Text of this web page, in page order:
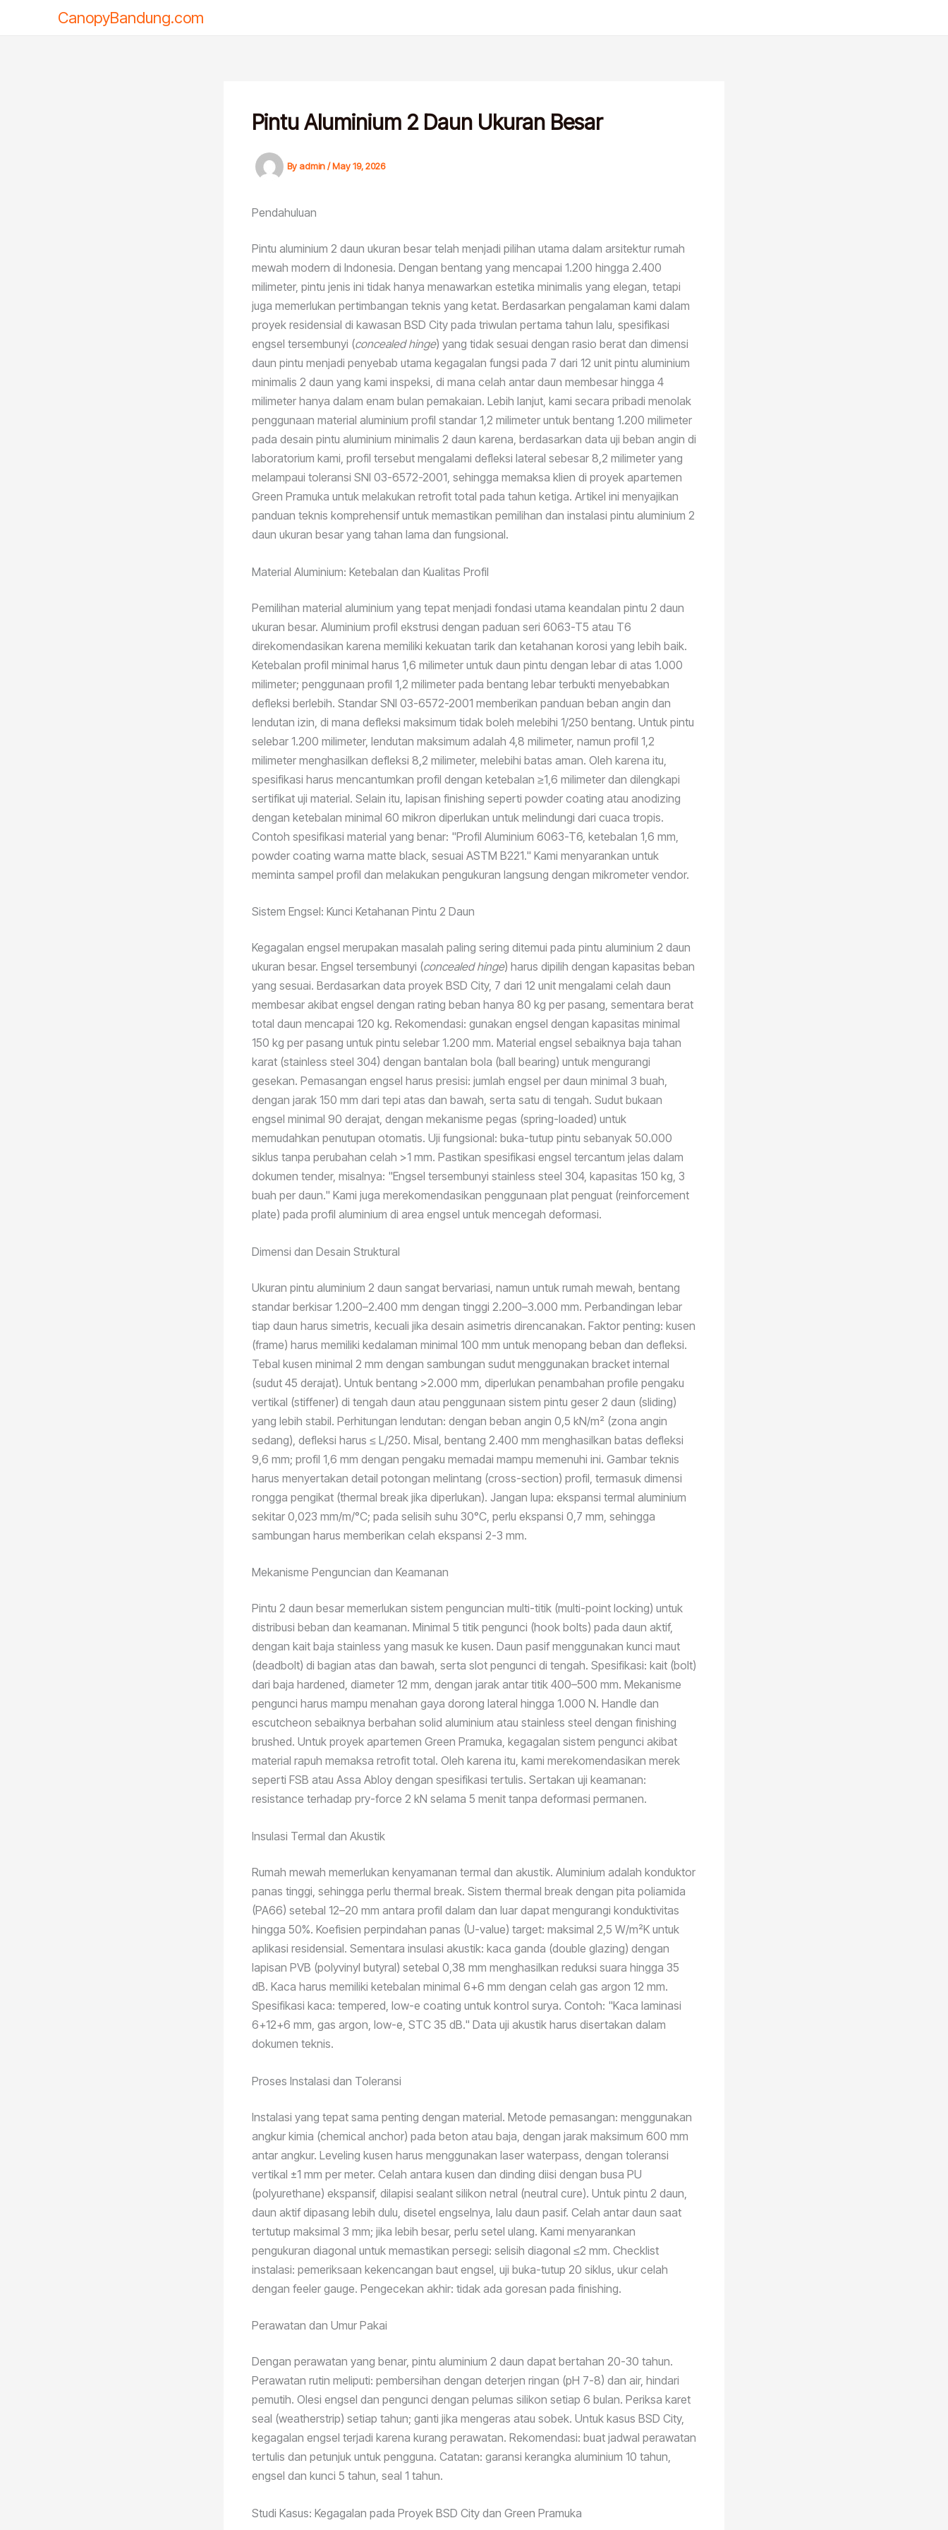
CanopyBandung.com
Pintu Aluminium 2 Daun Ukuran Besar
Byadmin/May 19, 2026
Pendahuluan
Pintu aluminium 2 daun ukuran besar telah menjadi pilihan utama dalam arsitektur rumah
mewah modern di Indonesia. Dengan bentang yang mencapai 1.200 hingga 2.400
milimeter, pintu jenis ini tidak hanya menawarkan estetika minimalis yang elegan, tetapi
juga memerlukan pertimbangan teknis yang ketat. Berdasarkan pengalaman kami dalam
proyek residensial di kawasan BSD City pada triwulan pertama tahun lalu, spesifikasi
engsel tersembunyi (concealed hinge) yang tidak sesuai dengan rasio berat dan dimensi
daun pintu menjadi penyebab utama kegagalan fungsi pada 7 dari 12 unit pintu aluminium
minimalis 2 daun yang kami inspeksi, di mana celah antar daun membesar hingga 4
milimeter hanya dalam enam bulan pemakaian. Lebih lanjut, kami secara pribadi menolak
penggunaan material aluminium profil standar 1,2 milimeter untuk bentang 1.200 milimeter
pada desain pintu aluminium minimalis 2 daun karena, berdasarkan data uji beban angin di
laboratorium kami, profil tersebut mengalami defleksi lateral sebesar 8,2 milimeter yang
melampaui toleransi SNI 03-6572-2001, sehingga memaksa klien di proyek apartemen
Green Pramuka untuk melakukan retrofit total pada tahun ketiga. Artikel ini menyajikan
panduan teknis komprehensif untuk memastikan pemilihan dan instalasi pintu aluminium 2
daun ukuran besar yang tahan lama dan fungsional.
Material Aluminium: Ketebalan dan Kualitas Profil
Pemilihan material aluminium yang tepat menjadi fondasi utama keandalan pintu 2 daun
ukuran besar. Aluminium profil ekstrusi dengan paduan seri 6063-T5 atau T6
direkomendasikan karena memiliki kekuatan tarik dan ketahanan korosi yang lebih baik.
Ketebalan profil minimal harus 1,6 milimeter untuk daun pintu dengan lebar di atas 1.000
milimeter; penggunaan profil 1,2 milimeter pada bentang lebar terbukti menyebabkan
defleksi berlebih. Standar SNI 03-6572-2001 memberikan panduan beban angin dan
lendutan izin, di mana defleksi maksimum tidak boleh melebihi 1/250 bentang. Untuk pintu
selebar 1.200 milimeter, lendutan maksimum adalah 4,8 milimeter, namun profil 1,2
milimeter menghasilkan defleksi 8,2 milimeter, melebihi batas aman. Oleh karena itu,
spesifikasi harus mencantumkan profil dengan ketebalan ≥1,6 milimeter dan dilengkapi
sertifikat uji material. Selain itu, lapisan finishing seperti powder coating atau anodizing
dengan ketebalan minimal 60 mikron diperlukan untuk melindungi dari cuaca tropis.
Contoh spesifikasi material yang benar: "Profil Aluminium 6063-T6, ketebalan 1,6 mm,
powder coating warna matte black, sesuai ASTM B221." Kami menyarankan untuk
meminta sampel profil dan melakukan pengukuran langsung dengan mikrometer vendor.
Sistem Engsel: Kunci Ketahanan Pintu 2 Daun
Kegagalan engsel merupakan masalah paling sering ditemui pada pintu aluminium 2 daun
ukuran besar. Engsel tersembunyi (concealed hinge) harus dipilih dengan kapasitas beban
yang sesuai. Berdasarkan data proyek BSD City, 7 dari 12 unit mengalami celah daun
membesar akibat engsel dengan rating beban hanya 80 kg per pasang, sementara berat
total daun mencapai 120 kg. Rekomendasi: gunakan engsel dengan kapasitas minimal
150 kg per pasang untuk pintu selebar 1.200 mm. Material engsel sebaiknya baja tahan
karat (stainless steel 304) dengan bantalan bola (ball bearing) untuk mengurangi
gesekan. Pemasangan engsel harus presisi: jumlah engsel per daun minimal 3 buah,
dengan jarak 150 mm dari tepi atas dan bawah, serta satu di tengah. Sudut bukaan
engsel minimal 90 derajat, dengan mekanisme pegas (spring-loaded) untuk
memudahkan penutupan otomatis. Uji fungsional: buka-tutup pintu sebanyak 50.000
siklus tanpa perubahan celah >1 mm. Pastikan spesifikasi engsel tercantum jelas dalam
dokumen tender, misalnya: "Engsel tersembunyi stainless steel 304, kapasitas 150 kg, 3
buah per daun." Kami juga merekomendasikan penggunaan plat penguat (reinforcement
plate) pada profil aluminium di area engsel untuk mencegah deformasi.
Dimensi dan Desain Struktural
Ukuran pintu aluminium 2 daun sangat bervariasi, namun untuk rumah mewah, bentang
standar berkisar 1.200–2.400 mm dengan tinggi 2.200–3.000 mm. Perbandingan lebar
tiap daun harus simetris, kecuali jika desain asimetris direncanakan. Faktor penting: kusen
(frame) harus memiliki kedalaman minimal 100 mm untuk menopang beban dan defleksi.
Tebal kusen minimal 2 mm dengan sambungan sudut menggunakan bracket internal
(sudut 45 derajat). Untuk bentang >2.000 mm, diperlukan penambahan profile pengaku
vertikal (stiffener) di tengah daun atau penggunaan sistem pintu geser 2 daun (sliding)
yang lebih stabil. Perhitungan lendutan: dengan beban angin 0,5 kN/m² (zona angin
sedang), defleksi harus ≤ L/250. Misal, bentang 2.400 mm menghasilkan batas defleksi
9,6 mm; profil 1,6 mm dengan pengaku memadai mampu memenuhi ini. Gambar teknis
harus menyertakan detail potongan melintang (cross-section) profil, termasuk dimensi
rongga pengikat (thermal break jika diperlukan). Jangan lupa: ekspansi termal aluminium
sekitar 0,023 mm/m/°C; pada selisih suhu 30°C, perlu ekspansi 0,7 mm, sehingga
sambungan harus memberikan celah ekspansi 2-3 mm.
Mekanisme Penguncian dan Keamanan
Pintu 2 daun besar memerlukan sistem penguncian multi-titik (multi-point locking) untuk
distribusi beban dan keamanan. Minimal 5 titik pengunci (hook bolts) pada daun aktif,
dengan kait baja stainless yang masuk ke kusen. Daun pasif menggunakan kunci maut
(deadbolt) di bagian atas dan bawah, serta slot pengunci di tengah. Spesifikasi: kait (bolt)
dari baja hardened, diameter 12 mm, dengan jarak antar titik 400–500 mm. Mekanisme
pengunci harus mampu menahan gaya dorong lateral hingga 1.000 N. Handle dan
escutcheon sebaiknya berbahan solid aluminium atau stainless steel dengan finishing
brushed. Untuk proyek apartemen Green Pramuka, kegagalan sistem pengunci akibat
material rapuh memaksa retrofit total. Oleh karena itu, kami merekomendasikan merek
seperti FSB atau Assa Abloy dengan spesifikasi tertulis. Sertakan uji keamanan:
resistance terhadap pry-force 2 kN selama 5 menit tanpa deformasi permanen.
Insulasi Termal dan Akustik
Rumah mewah memerlukan kenyamanan termal dan akustik. Aluminium adalah konduktor
panas tinggi, sehingga perlu thermal break. Sistem thermal break dengan pita poliamida
(PA66) setebal 12–20 mm antara profil dalam dan luar dapat mengurangi konduktivitas
hingga 50%. Koefisien perpindahan panas (U-value) target: maksimal 2,5 W/m²K untuk
aplikasi residensial. Sementara insulasi akustik: kaca ganda (double glazing) dengan
lapisan PVB (polyvinyl butyral) setebal 0,38 mm menghasilkan reduksi suara hingga 35
dB. Kaca harus memiliki ketebalan minimal 6+6 mm dengan celah gas argon 12 mm.
Spesifikasi kaca: tempered, low-e coating untuk kontrol surya. Contoh: "Kaca laminasi
6+12+6 mm, gas argon, low-e, STC 35 dB." Data uji akustik harus disertakan dalam
dokumen teknis.
Proses Instalasi dan Toleransi
Instalasi yang tepat sama penting dengan material. Metode pemasangan: menggunakan
angkur kimia (chemical anchor) pada beton atau baja, dengan jarak maksimum 600 mm
antar angkur. Leveling kusen harus menggunakan laser waterpass, dengan toleransi
vertikal ±1 mm per meter. Celah antara kusen dan dinding diisi dengan busa PU
(polyurethane) ekspansif, dilapisi sealant silikon netral (neutral cure). Untuk pintu 2 daun,
daun aktif dipasang lebih dulu, disetel engselnya, lalu daun pasif. Celah antar daun saat
tertutup maksimal 3 mm; jika lebih besar, perlu setel ulang. Kami menyarankan
pengukuran diagonal untuk memastikan persegi: selisih diagonal ≤2 mm. Checklist
instalasi: pemeriksaan kekencangan baut engsel, uji buka-tutup 20 siklus, ukur celah
dengan feeler gauge. Pengecekan akhir: tidak ada goresan pada finishing.
Perawatan dan Umur Pakai
Dengan perawatan yang benar, pintu aluminium 2 daun dapat bertahan 20-30 tahun.
Perawatan rutin meliputi: pembersihan dengan deterjen ringan (pH 7-8) dan air, hindari
pemutih. Olesi engsel dan pengunci dengan pelumas silikon setiap 6 bulan. Periksa karet
seal (weatherstrip) setiap tahun; ganti jika mengeras atau sobek. Untuk kasus BSD City,
kegagalan engsel terjadi karena kurang perawatan. Rekomendasi: buat jadwal perawatan
tertulis dan petunjuk untuk pengguna. Catatan: garansi kerangka aluminium 10 tahun,
engsel dan kunci 5 tahun, seal 1 tahun.
Studi Kasus: Kegagalan pada Proyek BSD City dan Green Pramuka